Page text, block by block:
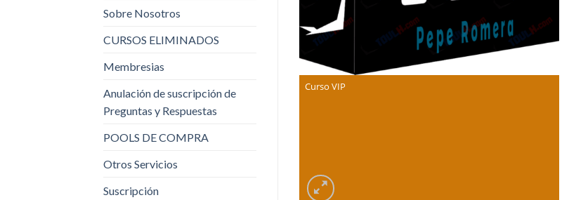
Sobre Nosotros
CURSOS ELIMINADOS
Membresias
Anulación de suscripción de
Preguntas y Respuestas
POOLS DE COMPRA
Otros Servicios
Suscripción
Curso VIP